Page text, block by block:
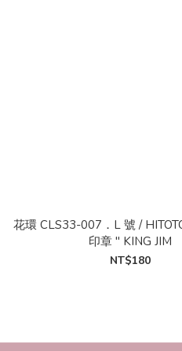
花環 CLS33-007．L 號 /
印章 " KING JIM
NT$180